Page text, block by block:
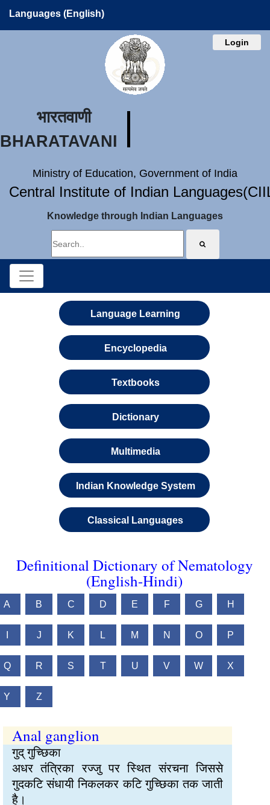
Languages (English)
Login
भारतवाणी
BHARATAVANI
Ministry of Education, Government of India
Central Institute of Indian
Knowledge through Indian Languages
Language Learning
Encyclopedia
Textbooks
Dictionary
Multimedia
Indian Knowledge System
Classical Languages
Definitional Dictionary of Nematology
(English-Hindi)
A B C D E F G H
J K L M N O P
Q R S T U V W X
Y Z
Anal ganglion
गुद् गुच्छिका
अधर तंत्रिका रज्जु पर स्थित संरचना जिससे
गुदकटि संधायी निकलकर कटि गुच्छिका तक जाती
है।